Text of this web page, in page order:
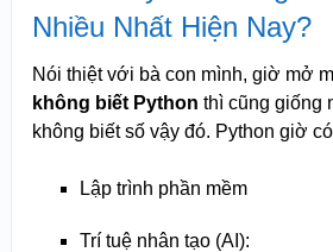
Nhiều Nhất Hiện Nay?
Nói thiệt với bà con mình, giờ mở
không biết Python thì cũng giống
không biết số vậy đó. Python giờ
Lập trình phần mềm
Trí tuệ nhân tạo (AI):